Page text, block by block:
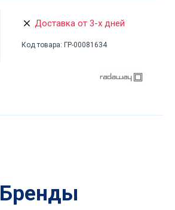
Доставка от 3-х дней
Код товара: ГР-00081634
Бренды